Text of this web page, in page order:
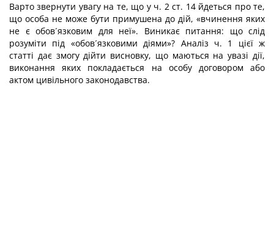
Варто звернути увагу на те, що у ч. 2 ст. 14 йдеться про те,
що особа не може бути примушена до дій, «вчинення яких
не є обов´язковим для неї». Виникає питання: що слід
розуміти під «обов´язковими діями»? Аналіз ч. 1 цієї ж
статті дає змогу дійти висновку, що маються на увазі дії,
виконання яких покладається на особу договором або
актом цивільного законодавства.